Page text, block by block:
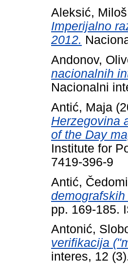
Aleksić, Miloš
Imperijalno
2012.
Andonov,
nacionalnih
Nacionalni
Antić, Maja
Herzegovina
of the Day
Institute for
7419-396-9
Antić,
pp. 169-185.
Antonić,
verifikacija
interes, 12